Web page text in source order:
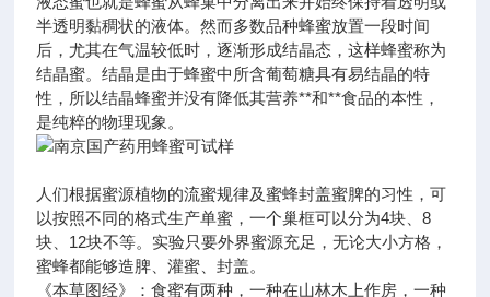
半透明黏稠状的液体。然而多数品种蜂蜜放置一段时间
后，尤其在气温较低时，逐渐形成结晶态，这样蜂蜜称为
结晶蜜。结晶是由于蜂蜜中所含葡萄糖具有易结晶的特
性，所以结晶蜂蜜并没有降低其营养**和**食品的本性，
是纯粹的物理现象。
人们根据蜜源植物的流蜜规律及蜜蜂封盖蜜脾的习性，可
以按照不同的格式生产单蜜，一个巢框可以分为4块、8
块、12块不等。实验只要外界蜜源充足，无论大小方格，
蜜蜂都能够造脾、灌蜜、封盖。
《本草图经》：食蜜有两种，一种在山林木上作房，一种